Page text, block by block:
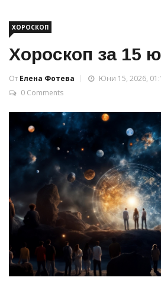
ХОРОСКОП
Хороскоп за 15
От Елена Фотева
Юни 15, 2026,
0 Comments